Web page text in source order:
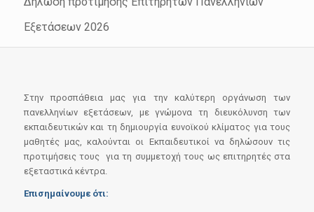
Εξετάσεων 2026
Στην προσπάθεια μας για την καλύτερη οργάνωση των
πανελληνίων εξετάσεων, με γνώμονα τη διευκόλυνση των
εκπαιδευτικών και τη δημιουργία ευνοϊκού κλίματος για τους
μαθητές μας, καλούνται οι Εκπαιδευτικοί να δηλώσουν τις
προτιμήσεις τους για τη συμμετοχή τους ως επιτηρητές στα
εξεταστικά κέντρα.
Επισημαίνουμε ότι: